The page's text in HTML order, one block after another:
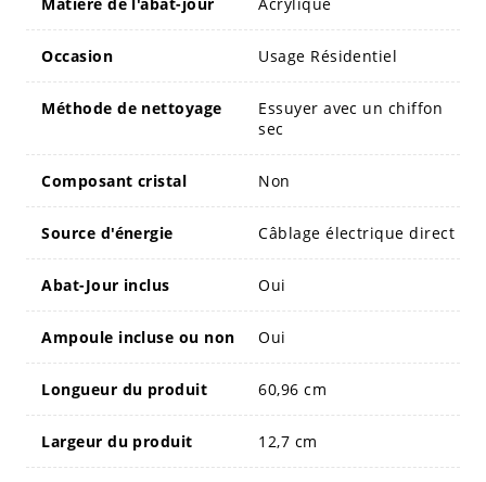
Occasion Usage Résidentiel
Méthode de nettoyage
Essuyer avec un chiffon
sec
Composant cristal Non
Source d'énergie Câblage électrique direct
Abat-Jour inclus Oui
Ampoule incluse ou non Oui
Longueur du produit 60,96 cm
Largeur du produit 12,7 cm